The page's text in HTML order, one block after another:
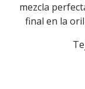
mezcla
final en la